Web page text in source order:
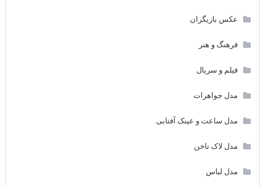
عکس بازیگران
فرهنگ و هنر
فیلم و سریال
مدل جواهرات
مدل ساعت و عینک آفتابی
مدل لاک ناخن
مدل لباس